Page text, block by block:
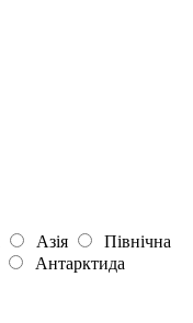
Азія
Північна
Антарктида